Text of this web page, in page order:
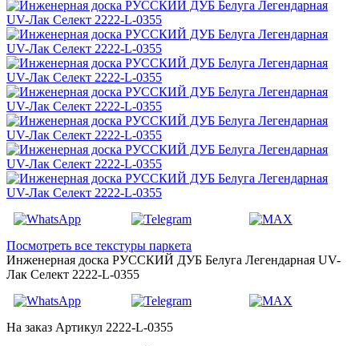
Посмотреть все текстуры паркета
Инженерная доска РУССКИЙ ДУБ Белуга Легендарная UV-
Лак Селект 2222-L-0355
На заказ Артикул 2222-L-0355